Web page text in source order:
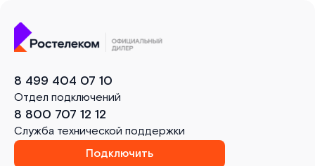
8 499 404 07 10
Отдел подключений
8 800 707 12 12
Служба технической поддержки
Подключить